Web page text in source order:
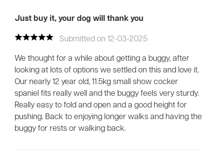
Just buy it, your dog will thank you
Submitted on 12-03-2025
We thought for a while about getting a buggy, after
looking at lots of options we settled on this and love it.
Our nearly 12 year old, 11.5kg small show cocker
spaniel fits really well and the buggy feels very sturdy.
Really easy to fold and open and a good height for
pushing. Back to enjoying longer walks and having the
buggy for rests or walking back.